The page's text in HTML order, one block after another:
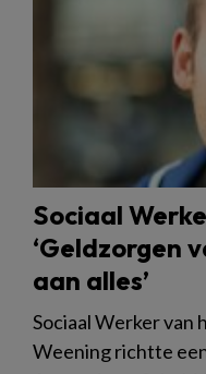
Sociaal
‘Geldzorgen
aan alles’
Sociaal Werker van
Weening richtte